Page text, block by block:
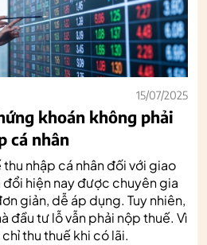
15/07/2025
khoán không phải
cá nhân
nhập cá nhân đối với giao
hiện nay được chuyên gia
giản, dễ áp dụng. Tuy nhiên,
đầu tư lỗ vẫn phải nộp thuế. Vì
thu thuế khi có lãi.